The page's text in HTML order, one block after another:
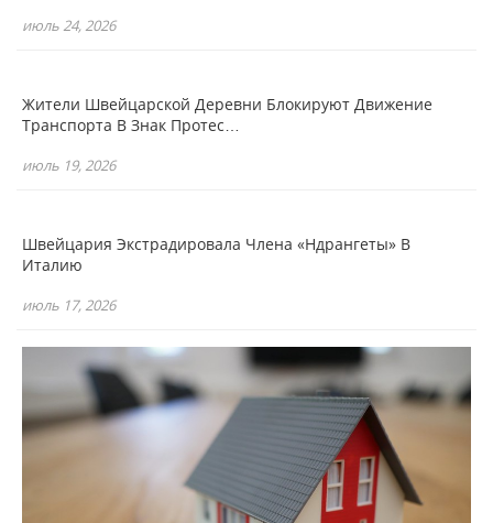
июль 24, 2026
Жители Швейцарской Деревни Блокируют Движение
Транспорта В Знак Протес…
июль 19, 2026
Швейцария Экстрадировала Члена «Ндрангеты» В
Италию
июль 17, 2026